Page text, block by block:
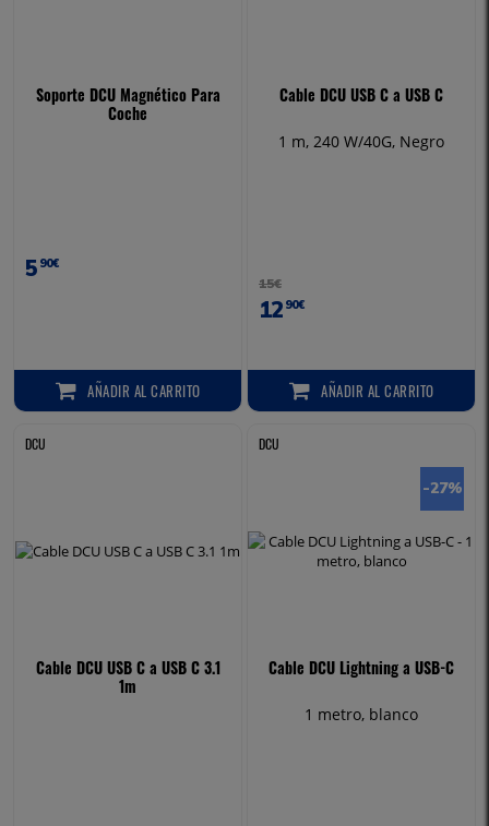
Soporte DCU Magnético Para
Coche
5 90€
AÑADIR AL CARRITO
Cable DCU USB C a USB C
1 m, 240 W/40G, Negro
15€
12 90€
AÑADIR AL CARRITO
DCU
Cable DCU USB C a USB C 3.1
1m
DCU
-27%
Cable DCU Lightning a USB-C
1 metro, blanco